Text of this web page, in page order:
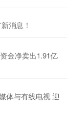
消息！
金净卖出1.91亿
体与有线电视 迎